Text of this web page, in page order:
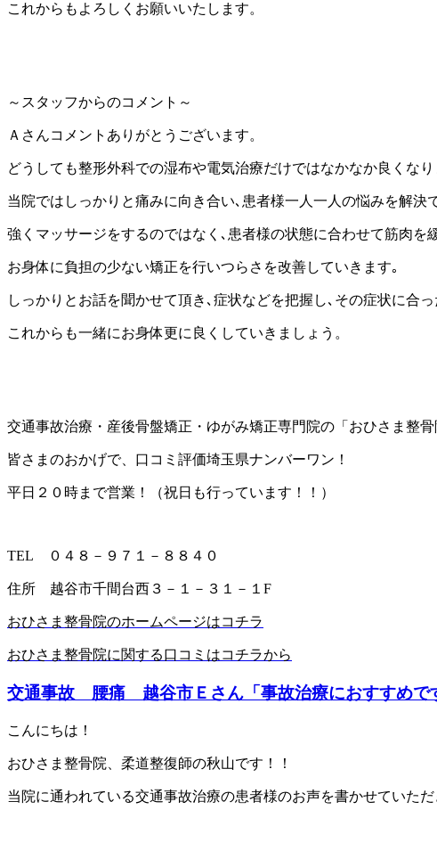
これからもよろしくお願いいたします。
～スタッフからのコメント～
Ａさんコメントありがとうございます。
どうしても整形外科での湿布や電気治療だけではなかなか良くなり
当院ではしっかりと痛みに向き合い､患者様一人一人の悩みを解決
強くマッサージをするのではなく､患者様の状態に合わせて筋肉を
お身体に負担の少ない矯正を行いつらさを改善していきます｡
しっかりとお話を聞かせて頂き､症状などを把握し､その症状に合っ
これからも一緒にお身体更に良くしていきましょう。
交通事故治療・産後骨盤矯正・ゆがみ矯正専門院の「おひさま整骨
皆さまのおかげで、口コミ評価埼玉県ナンバーワン！
平日２０時まで営業！（祝日も行っています！！）
TEL ０４８－９７１－８８４０
住所 越谷市千間台西３－１－３１－１ F
おひさま整骨院のホームページはコチラ
おひさま整骨院に関する口コミはコチラから
交通事故 腰痛 越谷市Ｅさん「事故治療におすすめです
こんにちは！
おひさま整骨院、柔道整復師の秋山です！！
当院に通われている交通事故治療の患者様のお声を書かせていただ